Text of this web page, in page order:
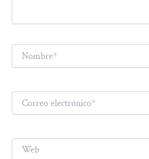
Nombre*
Correo
electrónico*
Web